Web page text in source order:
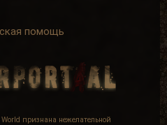
помощь
признана нежелательной